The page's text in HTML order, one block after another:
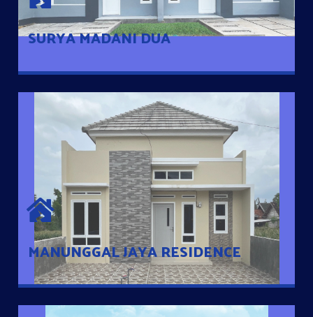
SURYA MADANI DUA
MANUNGGAL JAYA RESIDENCE
MANUNGGAL JAYA RESIDENCE
Cluster Exclusive dengan one Gate System, terdapat taman
mini dan memiliki jarak 200m dari jalan nasional serta dekat
dengan pusat kota